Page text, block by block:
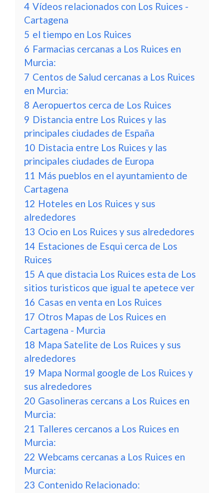
4 Vídeos relacionados con Los Ruices -
Cartagena
5 el tiempo en Los Ruices
6 Farmacias cercanas a Los Ruices en
Murcia:
7 Centos de Salud cercanas a Los Ruices
en Murcia:
8 Aeropuertos cerca de Los Ruices
9 Distancia entre Los Ruices y las
principales ciudades de España
10 Distacia entre Los Ruices y las
principales ciudades de Europa
11 Más pueblos en el ayuntamiento de
Cartagena
12 Hoteles en Los Ruices y sus
alrededores
13 Ocio en Los Ruices y sus alrededores
14 Estaciones de Esqui cerca de Los
Ruices
15 A que distacia Los Ruices esta de Los
sitios turisticos que igual te apetece ver
16 Casas en venta en Los Ruices
17 Otros Mapas de Los Ruices en
Cartagena - Murcia
18 Mapa Satelite de Los Ruices y sus
alrededores
19 Mapa Normal google de Los Ruices y
sus alrededores
20 Gasolineras cercans a Los Ruices en
Murcia:
21 Talleres cercanos a Los Ruices en
Murcia:
22 Webcams cercanas a Los Ruices en
Murcia:
23 Contenido Relacionado: